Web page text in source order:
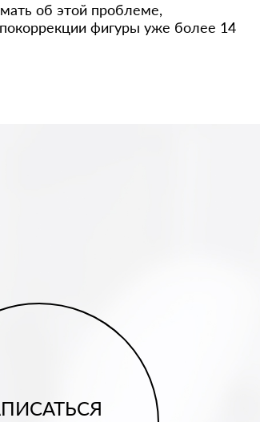
об этой проблеме,
фигуры уже более 14